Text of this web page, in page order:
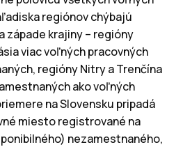
regiónov chýbajú
západe krajiny – regióny
viac voľných pracovných
regióny Nitry a Trenčína
ako voľných
na Slovensku pripadá
miesto registrované na
nezamestnaného,